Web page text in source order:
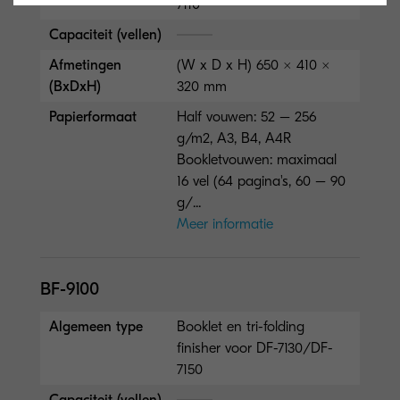
7110
Capaciteit (vellen)
Afmetingen
(BxDxH)
(W x D x H) 650 × 410 ×
320 mm
Papierformaat
Half vouwen: 52 – 256
g/m2, A3, B4, A4R
Bookletvouwen: maximaal
16 vel (64 pagina's, 60 – 90
g/...
Meer informatie
BF-9100
Algemeen type
Booklet en tri-folding
finisher voor DF-7130/DF-
7150